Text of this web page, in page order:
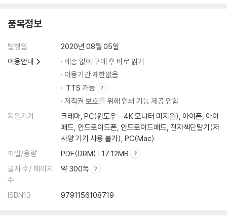
품목정보
발행일
2020년 08월 05일
이용안내
배송 없이 구매 후 바로 읽기
이용기간 제한없음
TTS 가능
저작권 보호를 위해 인쇄 기능 제공 안함
지원기기
크레마, PC(윈도우 - 4K 모니터 미지원), 아이폰, 아이
패드, 안드로이드폰, 안드로이드패드, 전자책단말기(저
사양 기기 사용 불가), PC(Mac)
파일/용량
PDF(DRM) | 17.12MB
글자 수/ 페이지
수
약 300쪽
ISBN13 9791156108719